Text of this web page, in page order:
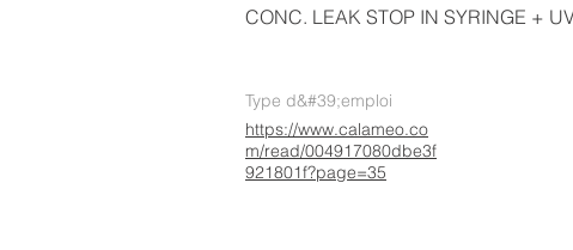
CONC. LEAK STOP IN SYRINGE +
Type d&#39;emploi
https://www.calameo.co
m/read/004917080dbe3f
921801f?page=35